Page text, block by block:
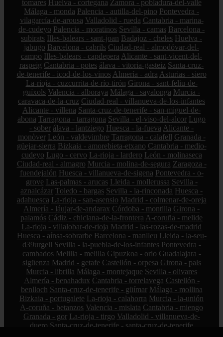
tomares Huelva - cortegana Zamora - pobladura-del-valle
Málaga - monda Palencia - autilla-del-pino Pontevedra -
vilagarcía-de-arousa Valladolid - rueda Cantabria - marina-
de-cudeyo Palencia - moratinos Sevilla - camas Barcelona -
subirats Illes-balears - sant-joan Badajoz - cheles Huelva -
jabugo Barcelona - cabrils Ciudad-real - almodóvar-del-
campo Illes-balears - capdepera Alicante - sant-vicent-del-
raspeig Cantabria - potes álava - vitoria-gasteiz Santa-cruz-
de-tenerife - icod-de-los-vinos Almería - adra Asturias - siero
La-rioja - cuzcurrita-de-río-tirón Girona - sant-feliu-de-
guíxols Valencia - alboraya Málaga - sayalonga Murcia -
caravaca-de-la-cruz Ciudad-real - villanueva-de-los-infantes
Alicante - villena Santa-cruz-de-tenerife - san-miguel-de-
abona Tarragona - tarragona Sevilla - el-viso-del-alcor Lugo
- sober álava - lantziego Huesca - la-fueva Alicante -
monòver León - valdevimbre Tarragona - calafell Granada -
güejar-sierra Bizkaia - amorebieta-etxano Cantabria - medio-
cudeyo Lugo - cervo La-rioja - lardero León - molinaseca
Ciudad-real - almagro Murcia - molina-de-segura Zaragoza -
fuendejalón Huesca - villanueva-de-sigena Pontevedra - o-
grove Las-palmas - arucas Lleida - mollerussa Sevilla -
aznalcázar Toledo - bargas Sevilla - la-rinconada Huesca -
adahuesca La-rioja - san-asensio Madrid - colmenar-de-oreja
Almería - láujar-de-andarax Córdoba - montilla Girona -
palamós Cádiz - chiclana-de-la-frontera A-coruña - melide
La-rioja - villalobar-de-rioja Madrid - las-rozas-de-madrid
Huesca - aínsa-sobrarbe Barcelona - manlleu Lleida - la-seu-
d39urgell Sevilla - la-puebla-de-los-infantes Pontevedra -
cambados Melilla - melilla Gipuzkoa - orio Guadalajara -
sigüenza Madrid - getafe Castellón - orpesa Girona - pals
Murcia - librilla Málaga - montejaque Sevilla - olivares
Almería - benahadux Cantabria - torrelavega Castellón -
benlloch Santa-cruz-de-tenerife - güímar Málaga - mollina
Bizkaia - portugalete La-rioja - calahorra Murcia - la-unión
A-coruña - betanzos Valencia - mislata Cantabria - miengo
Granada - gor La-rioja - tirgo Valladolid - villanueva-de-
duero Santa-cruz-de-tenerife - santa-cruz-de-tenerife